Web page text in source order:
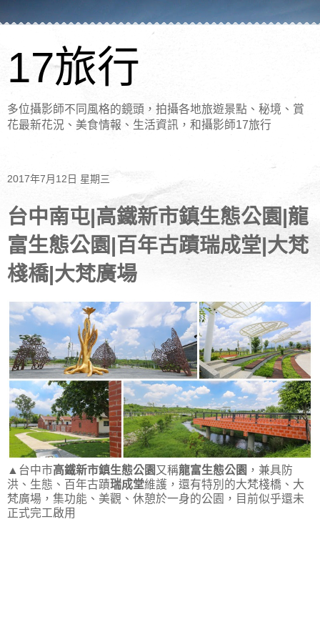
17旅行
多位攝影師不同風格的鏡頭，拍攝各地旅遊景點、秘境、賞
花最新花況、美食情報、生活資訊，和攝影師17旅行
2017年7月12日 星期三
台中南屯|高鐵新市鎮生態公園|龍
富生態公園|百年古蹟瑞成堂|大梵
棧橋|大梵廣場
▲台中市高鐵新市鎮生態公園又稱龍富生態公園 ，兼具防
洪、生態、百年古蹟瑞成堂維護，還有特別的大梵棧橋、大
梵廣場，集功能、美觀、休憩於一身的公園，目前似乎還未
正式完工啟用